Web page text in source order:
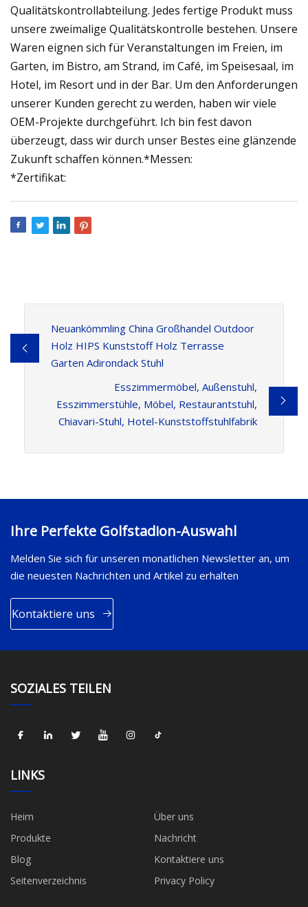
Qualitätskontrollabteilung. Jedes fertige Produkt muss
unsere zweimalige Qualitätskontrolle bestehen. Unsere
Waren eignen sich für Veranstaltungen im Freien, im
Garten, im Bistro, am Strand, im Café, im Speisesaal, im
Hotel, im Resort und in der Bar. Um den Anforderungen
unserer Kunden gerecht zu werden, haben wir viele
OEM-Projekte durchgeführt. Ich bin fest davon
überzeugt, dass wir durch unser Bestes eine glänzende
Zukunft schaffen können.*Messen:
*Zertifikat:
Neuankömmling China Großhandel Outdoor
Holz HIPS Kunststoff Holz Terrasse
Garten Adirondack Stuhl
Esszimmermöbel, Außenstuhl,
Esszimmerstühle, Möbel, Restaurantstuhl,
Chiavari-Stuhl, Hotel-Kunststoffstuhlfabrik
Ihre Perfekte Golfstadion-Auswahl
Melden Sie sich für unseren monatlichen Newsletter an, um
die neuesten Nachrichten und Artikel zu erhalten
Kontaktiere uns
SOZIALES TEILEN
LINKS
Heim
Über uns
Produkte
Nachricht
Blog
Kontaktiere uns
Seitenverzeichnis
Privacy Policy